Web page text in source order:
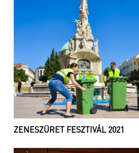
ZENESZÜRET FESZTIVÁL 2021